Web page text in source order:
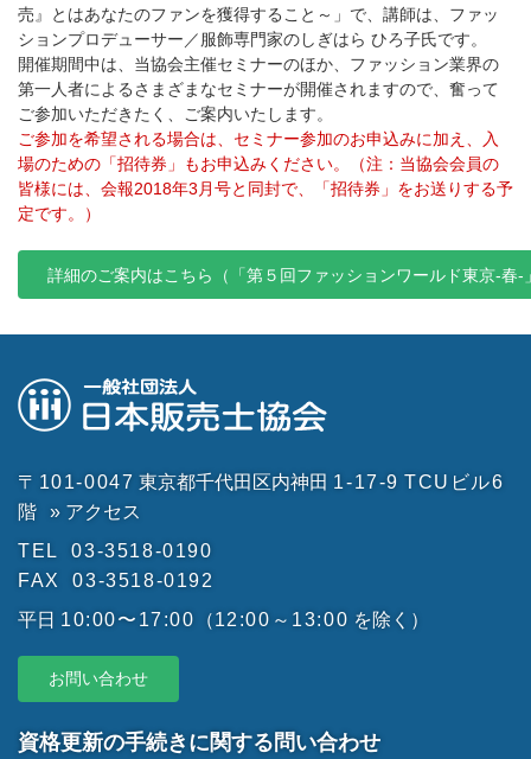
売』とはあなたのファンを獲得すること～」で、講師は、ファッ
ションプロデューサー／服飾専門家のしぎはら ひろ子氏です。
開催期間中は、当協会主催セミナーのほか、ファッション業界の
第一人者によるさまざまなセミナーが開催されますので、奮って
ご参加いただきたく、ご案内いたします。
ご参加を希望される場合は、セミナー参加のお申込みに加え、入
場のための「招待券」もお申込みください。（注：当協会会員の
皆様には、会報2018年3月号と同封で、「招待券」をお送りする予
定です。）
詳細のご案内はこちら（「第５回ファッションワールド東京-春-
〒101-0047 東京都千代田区内神田 1-17-9 TCUビル6
階
» アクセス
TEL
03-3518-0190
FAX
03-3518-0192
平日 10:00〜17:00 （12:00～13:00 を除く）
お問い合わせ
資格更新の手続きに関する問い合わせ